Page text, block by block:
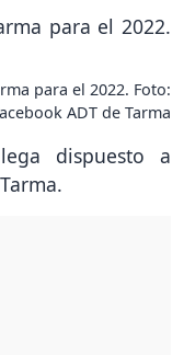
para el 2022. Foto:
ADT de Tarma
dispuesto a